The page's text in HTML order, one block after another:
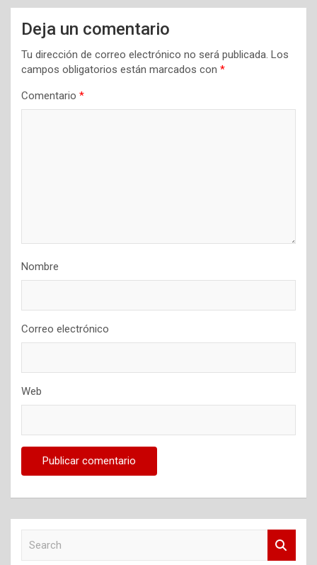
Deja un comentario
Tu dirección de correo electrónico no será publicada. Los
campos obligatorios están marcados con *
Comentario *
Nombre
Correo electrónico
Web